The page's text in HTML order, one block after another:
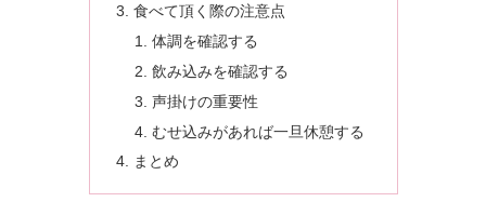
食べて頂く際の注意点
体調を確認する
飲み込みを確認する
声掛けの重要性
むせ込みがあれば一旦休憩する
まとめ